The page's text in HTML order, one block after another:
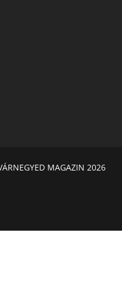
MAGAZIN 2026